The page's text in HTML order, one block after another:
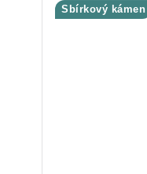
Sbírkový kámen